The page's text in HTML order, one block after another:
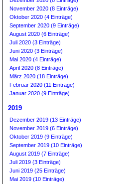
November 2020 (8 Einträge)
Oktober 2020 (4 Einträge)
September 2020 (9 Einträge)
August 2020 (6 Einträge)
Juli 2020 (3 Einträge)
Juni 2020 (3 Einträge)
Mai 2020 (4 Einträge)
April 2020 (8 Einträge)
März 2020 (18 Einträge)
Februar 2020 (11 Einträge)
Januar 2020 (9 Einträge)
2019
Dezember 2019 (13 Einträge)
November 2019 (6 Einträge)
Oktober 2019 (9 Einträge)
September 2019 (10 Einträge)
August 2019 (7 Einträge)
Juli 2019 (3 Einträge)
Juni 2019 (25 Einträge)
Mai 2019 (10 Einträge)